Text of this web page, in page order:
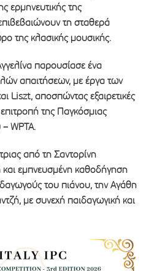
ερμηνευτικής της
τη σταθερά
της κλασικής μουσικής.
παρουσίασε ένα
απαιτήσεων, με έργα των
Liszt, αποσπώντας εξαιρετικές
της Παγκόσμιας
WPTA.
από τη Σαντορίνη
και εμπνευσμένη καθοδήγηση
του πιάνου, την Αγάθη
με συνεχή παιδαγωγική και